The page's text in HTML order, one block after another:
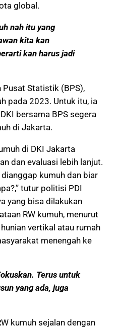
global.
nah itu yang
kita kan
kan harus jadi
Pusat Statistik (BPS),
pada 2023. Untuk itu, ia
bersama BPS segera
di Jakarta.
di DKI Jakarta
dan evaluasi lebih lanjut.
kumuh dan biar
tutur politisi PDI
yang bisa dilakukan
RW kumuh, menurut
vertikal atau rumah
menengah ke
Terus untuk
yang ada, juga
kumuh sejalan dengan